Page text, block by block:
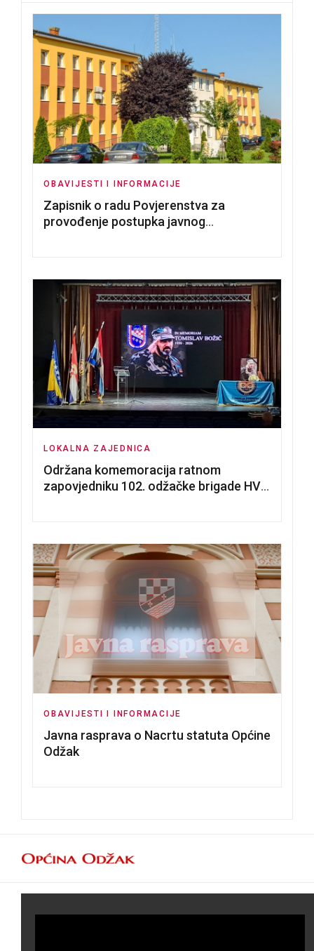
OBAVIJESTI I INFORMACIJE
Zapisnik o radu Povjerenstva za
provođenje postupka javnog
LOKALNA ZAJEDNICA
Održana komemoracija ratnom
zapovjedniku 102. odžačke brigade HVO
OBAVIJESTI I INFORMACIJE
Javna rasprava o Nacrtu statuta Općine
Odžak